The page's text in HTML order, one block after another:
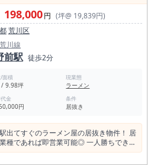
定できます。 派手な立地ではあ
てる店」ではなく、 夜型・常連型で長
いた一件です。 なお、 この条件
は判断できません。 夜の人流・階段の見
で“成立するかどうか”がはっきり分かり
ーーーーーーー 大袋駅は乗降客数約1.8
心のため、夜型・常連型業態と相性の良
198,000円 (坪@ 19,839円)
荒川区
川線
前駅 徒歩2分
面積
/ 9.98坪
現業態
ラーメン
金
円
条件
居抜き
出てすぐのラーメン屋の居抜き物件！ 居
種であれば即営業可能◎ 一人勝ちできる
お問い合わせください！